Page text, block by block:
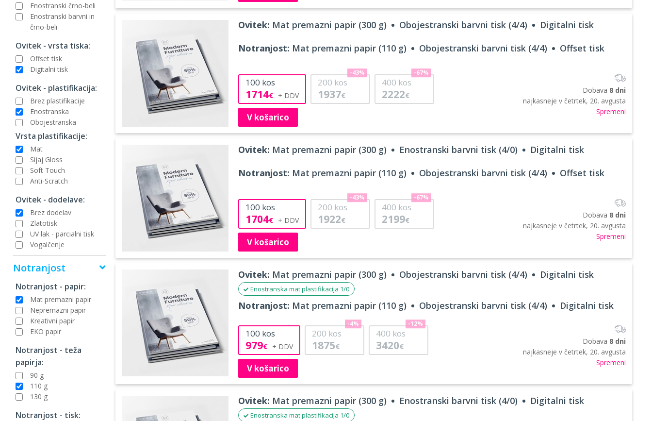
Enostranski črno-beli
Enostranski barvni in
črno-beli
Ovitek - vrsta tiska:
Offset tisk
Digitalni tisk
Ovitek - plastifikacija:
Brez plastifikacije
Enostranska
Obojestranska
Vrsta plastifikacije:
Mat
Sijaj Gloss
Soft Touch
Anti-Scratch
Ovitek - dodelave:
Brez dodelav
Zlatotisk
UV lak - parcialni tisk
Vogalčenje
Notranjost
Notranjost - papir:
Mat premazni papir
Nepremazni papir
Kreativni papir
EKO papir
Notranjost - teža
papirja:
90 g
110 g
130 g
Notranjost - tisk:
Ovitek: Mat premazni papir (300 g) Obojestranski barvni tisk (4/4) Digitalni tisk
Notranjost: Mat premazni papir (110 g) Obojestranski barvni tisk (4/4) Offset tisk
100 kos
1714€
200 kos
1937€
-43%
400 kos
2222€
-67%
V košarico
Dobava 8 dni
najkasneje v četrtek, 20. avgusta
Spremeni
Ovitek: Mat premazni papir (300 g) Enostranski barvni tisk (4/0) Digitalni tisk
Notranjost: Mat premazni papir (110 g) Obojestranski barvni tisk (4/4) Offset tisk
100 kos
1704€
200 kos
1922€
-43%
400 kos
2199€
-67%
V košarico
Dobava 8 dni
najkasneje v četrtek, 20. avgusta
Spremeni
Ovitek: Mat premazni papir (300 g) Obojestranski barvni tisk (4/4) Digitalni tisk
Enostranska mat plastifikacija 1/0
Notranjost: Mat premazni papir (110 g) Obojestranski barvni tisk (4/4) Digitalni tisk
100 kos
979€
200 kos
1875€
-4%
400 kos
3420€
-12%
V košarico
Dobava 8 dni
najkasneje v četrtek, 20. avgusta
Spremeni
Ovitek: Mat premazni papir (300 g) Enostranski barvni tisk (4/0) Digitalni tisk
Enostranska mat plastifikacija 1/0